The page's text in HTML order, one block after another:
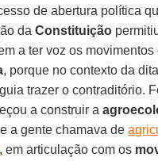
de abertura política
daConstituição
a ter voz os
, porque no contexto da
trazer o contraditório.
a construir a
a gente chamava de
, em articulação com os